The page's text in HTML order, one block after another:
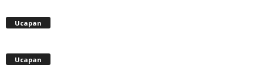
Ucapan
Ucapan